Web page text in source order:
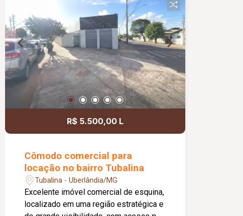
Casa segura com câmeras de
monitoramento na rua; Ambientes
amplos e bem distribuídos,
proporcionando conforto, praticidade e
excelente espaço para toda a família.
R$ 5.500,00 L
Cômodo comercial para
locação no bairro Tubalina
Tubalina - Uberlândia/MG
Excelente imóvel comercial de esquina,
localizado em uma região estratégica e